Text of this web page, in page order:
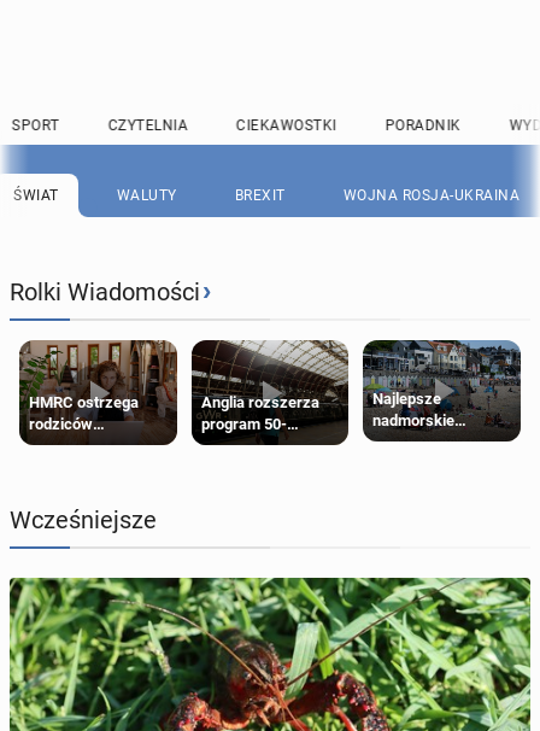
SPORT CZYTELNIA CIEKAWOSTKI PORADNIK
ŚWIAT WALUTY BREXIT WOJNA ROSJA-UKRAINA
Rolki Wiadomości›
HMRC ostrzega
rodziców
pobierających Child
zwrotu zasiłku
Anglia rozszerza
program 50-
procentowych
Najlepsze
nadmorskie
miasteczko blisko
Wcześniejsze